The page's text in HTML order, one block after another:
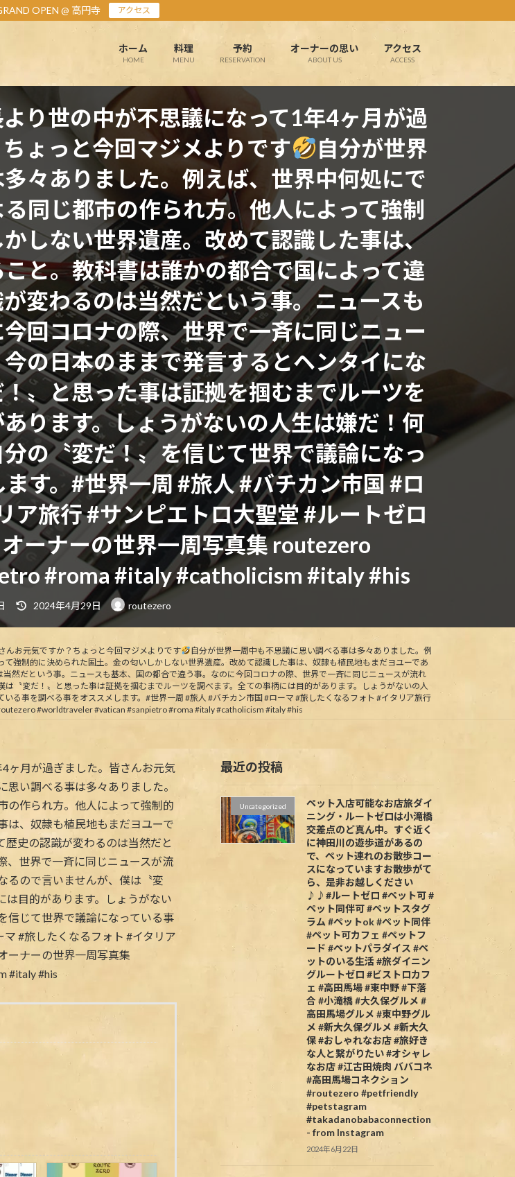
OPEN @ 高円寺 アクセス
ホーム
HOME
料理
MENU
予約
RESERVATION
オーナーの思い
ABOUT US
アクセス
ACCESS
り世の中が不思議になって1年4ヶ月が過
ょっと今回マジメよりです
自分が世界
々ありました。例えば、世界中何処にで
同じ都市の作られ方。他人によって強制
しない世界遺産。改めて認識した事は、
と。教科書は誰かの都合で国によって違
変わるのは当然だという事。ニュースも
回コロナの際、世界で一斉に同じニュー
の日本のままで発言するとヘンタイにな
〟と思った事は証拠を掴むまでルーツを
ります。しょうがないの人生は嫌だ！何
の〝変だ！〟を信じて世界で議論になっ
す。#世界一周 #旅人 #バチカン市国 #ロ
ア旅行 #サンピエトロ大聖堂 #ルートゼロ
ーナーの世界一周写真集 routezero
#roma #italy #catholicism #italy #his
最
終
新
時
:
2024年4月29日 routezero
んお元気ですか？ちょっと今回マジメよりです
自分が世界一周中も不思議に思い調べる事は多々ありました。例
強制的に決められた国土。金の匂いしかしない世界遺産。改めて認識した事は、奴隷も植民地もまだヨユーであ
然だという事。ニュースも基本、国の都合で違う事。なのに今回コロナの際、世界で一斉に同じニュースが流れ
〝変だ！〟と思った事は証拠を掴むまでルーツを調べます。全ての事柄には目的があります。しょうがないの人
る事を調べる事をオススメします。#世界一周 #旅人 #バチカン市国 #ローマ #旅したくなるフォト #イタリア旅行
#worldtraveler #vatican #sanpietro #roma #italy #catholicism #italy #his
最近の投稿
Uncategorized
ペット入店可能なお店旅ダイ
ニング・ルートゼロは小滝橋
交差点のど真ん中。すぐ近く
に神田川の遊歩道があるの
で、ペット連れのお散歩コー
スになっていますお散歩がて
ら、是非お越しください
♪♪#ルートゼロ #ペット可 #
ペット同伴可 #ペットスタグ
ラム #ペットok #ペット同伴
#ペット可カフェ #ペットフ
ード #ペットパラダイス #ペ
ットのいる生活 #旅ダイニン
グルートゼロ #ビストロカフ
ェ #高田馬場 #東中野 #下落
合 #小滝橋 #大久保グルメ #
高田馬場グルメ #東中野グル
メ #新大久保グルメ #新大久
保 #おしゃれなお店 #旅好き
な人と繋がりたい #オシャレ
なお店 #江古田焼肉 ババコネ
#高田馬場コネクション
#routezero #petfriendly
#petstagram
#takadanobabaconnection
- from Instagram
2024年6月22日